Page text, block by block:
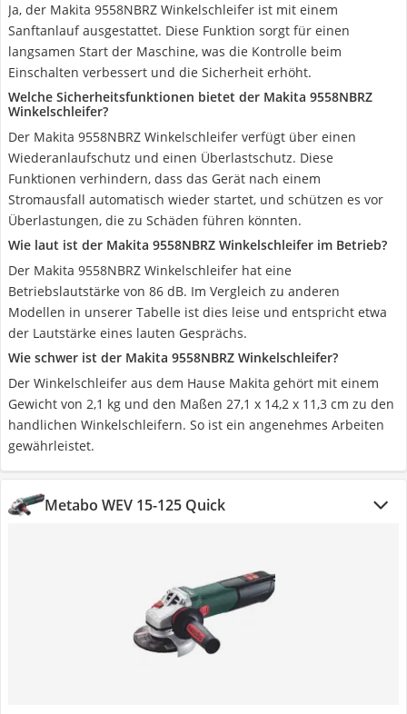
Ja, der Makita 9558NBRZ Winkelschleifer ist mit einem
Sanftanlauf ausgestattet. Diese Funktion sorgt für einen
langsamen Start der Maschine, was die Kontrolle beim
Einschalten verbessert und die Sicherheit erhöht.
Welche Sicherheitsfunktionen bietet der Makita 9558NBRZ
Winkelschleifer?
Der Makita 9558NBRZ Winkelschleifer verfügt über einen
Wiederanlaufschutz und einen Überlastschutz. Diese
Funktionen verhindern, dass das Gerät nach einem
Stromausfall automatisch wieder startet, und schützen es vor
Überlastungen, die zu Schäden führen könnten.
Wie laut ist der Makita 9558NBRZ Winkelschleifer im Betrieb?
Der Makita 9558NBRZ Winkelschleifer hat eine
Betriebslautstärke von 86 dB. Im Vergleich zu anderen
Modellen in unserer Tabelle ist dies leise und entspricht etwa
der Lautstärke eines lauten Gesprächs.
Wie schwer ist der Makita 9558NBRZ Winkelschleifer?
Der Winkelschleifer aus dem Hause Makita gehört mit einem
Gewicht von 2,1 kg und den Maßen 27,1 x 14,2 x 11,3 cm zu den
handlichen Winkelschleifern. So ist ein angenehmes Arbeiten
gewährleistet.
Metabo WEV 15-125 Quick